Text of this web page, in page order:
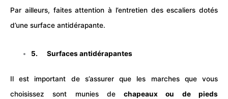
Par ailleurs, faites attention à l’entretien des escaliers dotés
d’une surface antidérapante.
5. Surfaces antidérapantes
Il est important de s’assurer que les marches que vous
choisissez sont munies dechapeaux ou de pieds